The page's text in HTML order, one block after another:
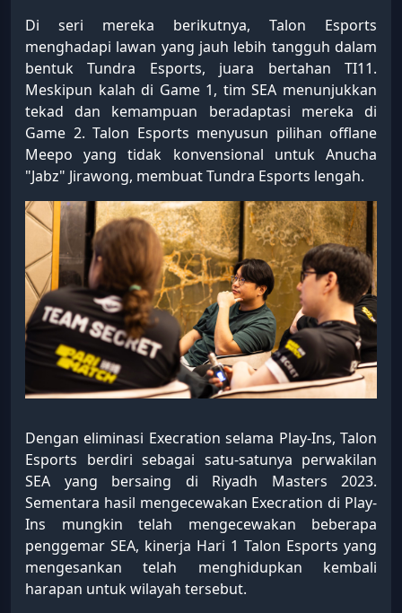
Di seri mereka berikutnya, Talon Esports
menghadapi lawan yang jauh lebih tangguh dalam
bentuk Tundra Esports, juara bertahan TI11.
Meskipun kalah di Game 1, tim SEA menunjukkan
tekad dan kemampuan beradaptasi mereka di
Game 2. Talon Esports menyusun pilihan offlane
Meepo yang tidak konvensional untuk Anucha
"Jabz" Jirawong, membuat Tundra Esports lengah.
Dengan eliminasi Execration selama Play-Ins, Talon
Esports berdiri sebagai satu-satunya perwakilan
SEA yang bersaing di Riyadh Masters 2023.
Sementara hasil mengecewakan Execration di Play-
Ins mungkin telah mengecewakan beberapa
penggemar SEA, kinerja Hari 1 Talon Esports yang
mengesankan telah menghidupkan kembali
harapan untuk wilayah tersebut.